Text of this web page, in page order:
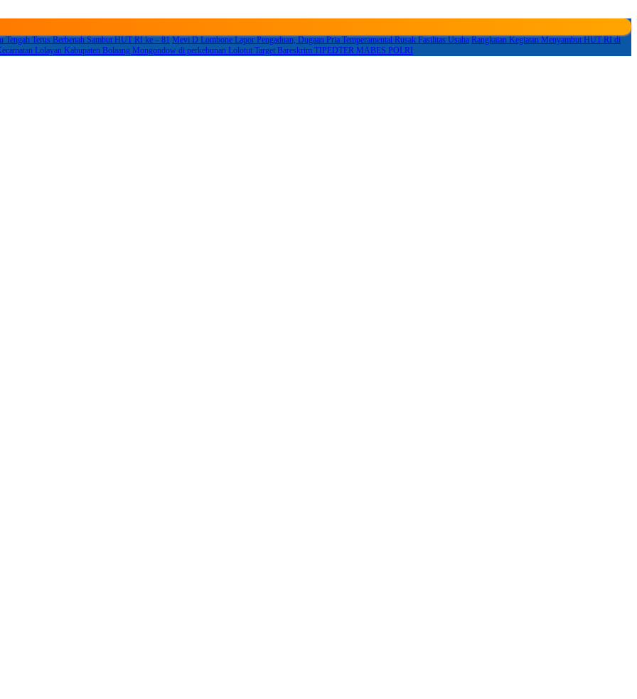
Tengah Terus Berbenah Sambut HUT RI ke – 81 Mevi D Lombone Lapor Pengaduan, Dugaan Pria Temperamental Rusak Fasilitas Usaha Rangkaian Kegiatan Menyambut HUT RI di
Lolayan Kabupaten Bolaang Mongondow di perkebunan Lolotut Target Bareskrim TIPEDTER MABES POLRI